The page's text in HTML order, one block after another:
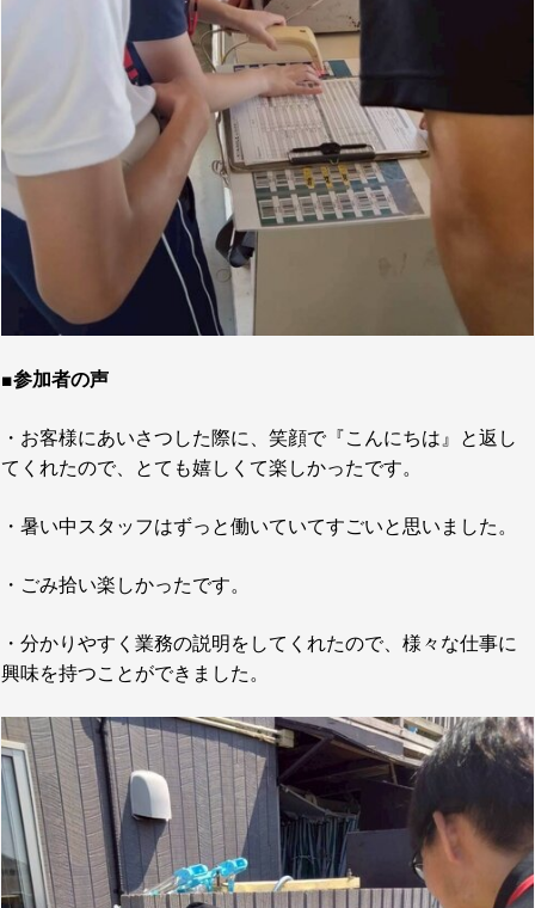
■参加者の声
・お客様にあいさつした際に、笑顔で『こんにちは』と返し
てくれたので、とても嬉しくて楽しかったです。
・暑い中スタッフはずっと働いていてすごいと思いました。
・ごみ拾い楽しかったです。
・分かりやすく業務の説明をしてくれたので、様々な仕事に
興味を持つことができました。